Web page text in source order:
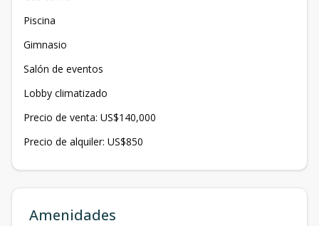
Piscina
Gimnasio
Salón de eventos
Lobby climatizado
Precio de venta: US$140,000
Precio de alquiler: US$850
Amenidades